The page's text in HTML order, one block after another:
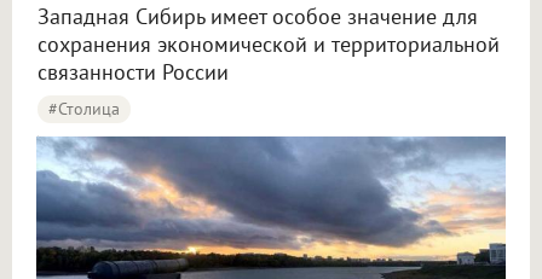
Западная Сибирь имеет особое значение для
сохранения экономической и территориальной
связанности России
#столица